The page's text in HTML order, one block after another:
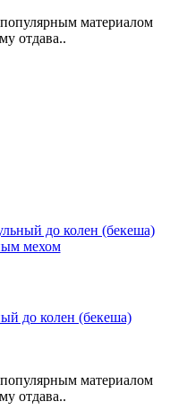
материалом
отдава..
до колен (бекеша)
материалом
отдава..